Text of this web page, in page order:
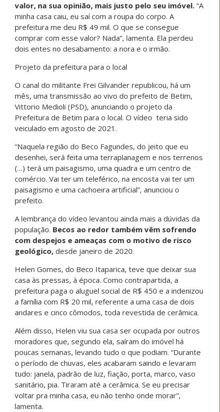
valor, na sua opinião, mais justo pelo seu imóvel. “A
minha casa caiu, eu saí com a roupa do corpo. A
prefeitura me deu R$ 49 mil. O que se consegue
comprar com esse valor? Nada”, lamenta. Ela perdeu
dois entes no desabamento: a nora e o irmão.
Projeto da prefeitura para o local
O canal do militante Frei Gilvander republicou, há um
mês, uma transmissão ao vivo do prefeito de Betim,
Vittorio Medioli (PSD), anunciando o projeto da
Prefeitura de Betim para o local. O vídeo teria sido
veiculado em agosto de 2021.
“Naquela região do Beco Fagundes, do jeito que eu
desenhei, será feita uma terraplanagem e nos terrenos
(…) terá um paisagismo, uma quadra e um centro de
comércio. Vai ter um teleférico, na encosta vai ter um
paisagismo e uma cachoeira artificial”, anunciou o
prefeito.
A lembrança do vídeo levantou ainda mais a dúvidas da
população. Becos ao redor também vêm sofrendo
com despejos e ameaças com o motivo de risco
geológico, desde janeiro de 2020.
Helen Gomes, do Beco Itaparica, teve que deixar sua
casa às pressas, à época. Como contrapartida, a
prefeitura paga o aluguel social de R$ 450 e a indenizou
a família com R$ 20 mil, referente a uma casa de dois
andares e cinco cômodos, toda revestida de cerâmica.
Além disso, Helen viu sua casa ser ocupada por outros
moradores que, segundo ela, saíram do imóvel há
poucas semanas, levando tudo o que podiam. “Durante
o período de chuvas, eles acabaram saindo e levaram
tudo: janela, padrão de luz, fiação, porta, marco, vaso
sanitário, pia. Tiraram até a cerâmica. Se eu precisar
voltar pra minha casa, eu não tenho onde morar”,
lamenta.